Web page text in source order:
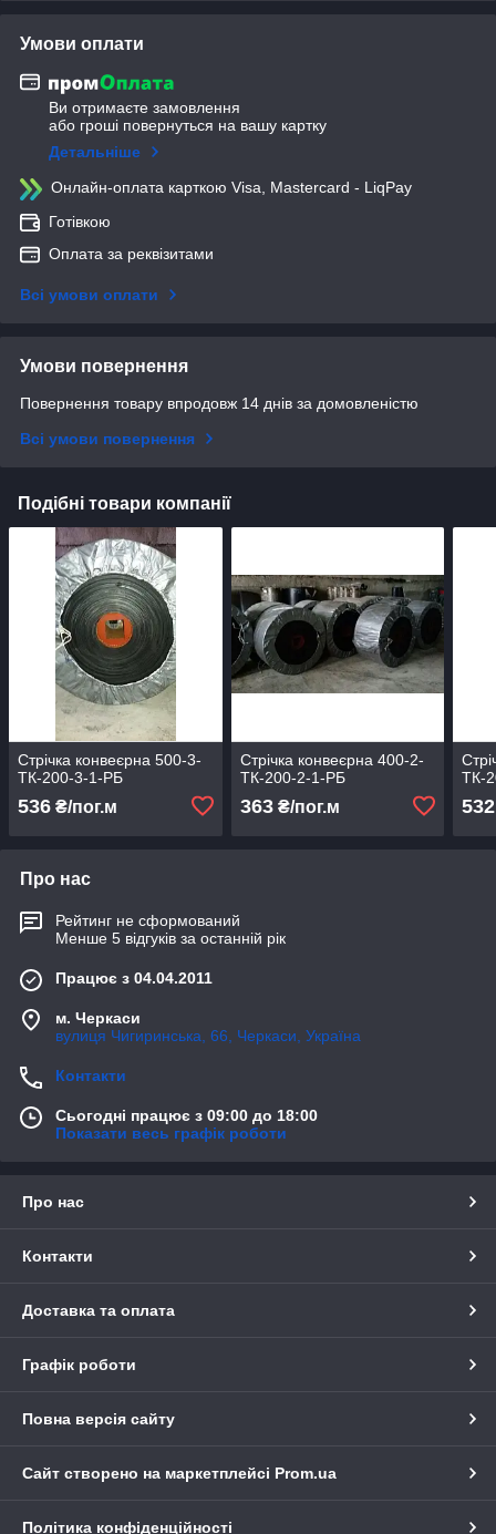
Умови оплати
Ви отримаєте замовлення
або гроші повернуться на вашу картку
Детальніше
Онлайн-оплата карткою Visa, Mastercard - LiqPay
Готівкою
Оплата за реквізитами
Всі умови оплати
Умови повернення
Повернення товару впродовж 14 днів за домовленістю
Всі умови повернення
Подібні товари компанії
Стрічка конвеєрна 500-3-
ТК-200-3-1-РБ
536 ₴/пог.м
Стрічка конвеєрна 400-2-
ТК-200-2-1-РБ
363₴/пог.м
ТК-
532
Про нас
Рейтинг не сформований
Менше 5 відгуків за останній рік
Працює з 04.04.2011
м. Черкаси
вулиця Чигиринська, 66, Черкаси, Україна
Контакти
Сьогодні працює з 09:00 до 18:00
Показати весь графік роботи
Про нас
Контакти
Доставка та оплата
Графік роботи
Повна версія сайту
Сайт створено на маркетплейсі Prom.ua
Політика конфіденційності